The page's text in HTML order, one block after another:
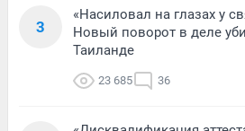
3
«Насиловал на глазах у
Новый поворот в деле
Таиланде
23 685 36